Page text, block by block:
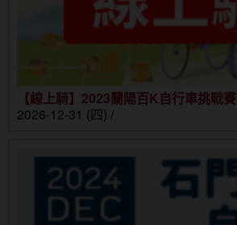
【線上騎】2023蘭陽百K自行車挑戰賽
2026-12-31 (四) /